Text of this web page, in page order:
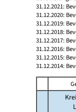
31.12.2021:
31.12.2020:
31.12.2019:
31.12.2018:
31.12.2017:
31.12.2016:
31.12.2015:
31.12.2014: